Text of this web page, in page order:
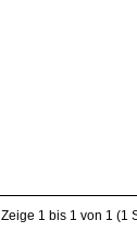
Zeige 1 bis 1 von 1 (1